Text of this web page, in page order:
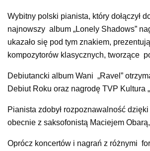
Wybitny polski pianista, który dołączył
najnowszy album „Lonely Shadows”
ukazało się pod tym znakiem,
kompozytorów klasycznych, tworzące
Debiutancki album Wani „Ravel”
Debiut Roku oraz nagrodę TVP Kultura
Pianista zdobył rozpoznawalność
obecnie z saksofonistą Maciejem
Oprócz koncertów i nagrań z różnymi